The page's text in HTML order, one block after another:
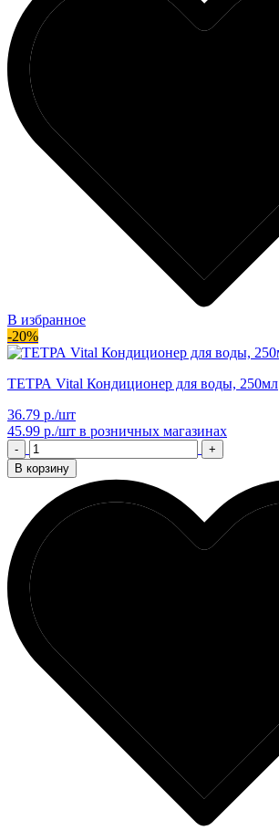
В избранное
-20%
ТЕТРА Vital Кондиционер для воды, 250мл
36.79 р./шт
45.99 р./шт в розничных магазинах
-
+
В корзину